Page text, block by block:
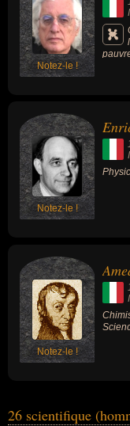
Notez-le !
Notez-le !
Notez-le !
26 scientifique